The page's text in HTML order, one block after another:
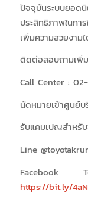
ปัจจุบันระบบย
ประสิทธิภาพในกา
เพิ่มความสวยงาม
ติดต่อสอบถามเพิ่
Call Center :
นัดหมายเข้าศูนย์
รับแคมเปญสำหรั
Line
https://bit.ly/